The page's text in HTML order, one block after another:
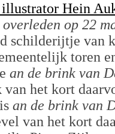
Hein
op 22
schilderijtje van
toren
an de brink van
het kort
an de brink van
van het kort